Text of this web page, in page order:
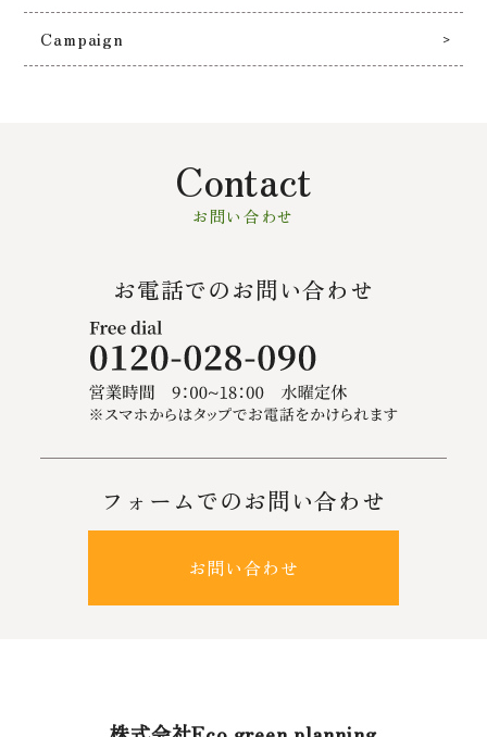
Campaign
Contact
お問い合わせ
お電話でのお問い合わせ
フォームでのお問い合わせ
お問い合わせ